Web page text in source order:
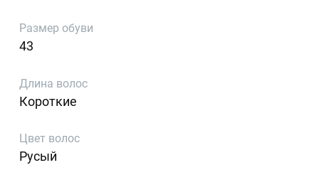
Размер обуви
43
Длина волос
Короткие
Цвет волос
Русый